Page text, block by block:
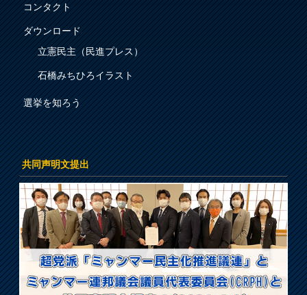
コンタクト
ダウンロード
立憲民主（民進プレス）
石橋みちひろイラスト
選挙を知ろう
共同声明文提出